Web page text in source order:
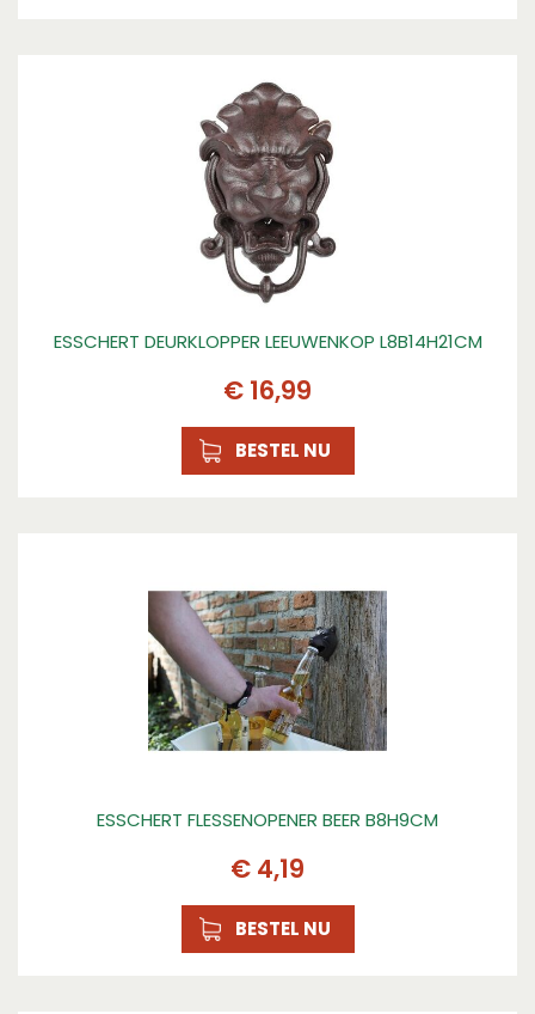
ESSCHERT DEURKLOPPER LEEUWENKOP L8B14H21CM
€ 16,99
BESTEL NU
ESSCHERT FLESSENOPENER BEER B8H9CM
€ 4,19
BESTEL NU